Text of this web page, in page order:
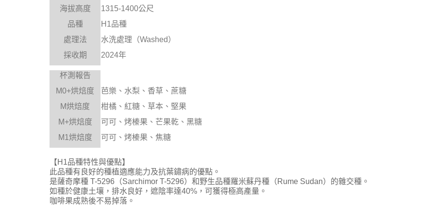
海拔高度
1315-1400公尺
品種
H1品種
處理法
水洗處理（Washed）
採收期
2024年
杯測報告
M0+烘焙度
芭樂、水梨、香草、蔗糖
M烘焙度
柑橘、紅糖、草本、堅果
M+烘焙度
可可、烤榛果、芒果乾、黑糖
M1 烘焙度 可可、烤榛果、焦糖
【H1品種特性與優點】
此品種有良好的種植適應能力及抗葉鏽病的優點。
是薩奇摩種 T-5296（Sarchimor T-5296）和野生品種羅米蘇丹種（Rume Sudan）的雜交種。
如種於健康土壤，排水良好，遮陰率達40%，可獲得極高產量。
咖啡果成熟後不易掉落。